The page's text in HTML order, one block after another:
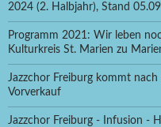
2024 (2. Halbjahr), Stand
Programm 2021: Wir leben
Kulturkreis St. Marien zu
Jazzchor Freiburg kommt
Vorverkauf
Jazzchor Freiburg - Infusion -